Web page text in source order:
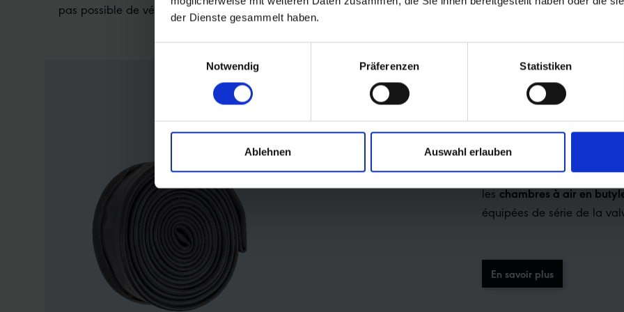
der Dienste gesammelt haben.
Notwendig
Präferenzen Statistiken
Ablehnen Auswahl erlauben
pas possible de vérifier la pression.
DE
BUTYLE
De nombreux chambres à
VALVE sont désormais
leschambres à air en butyle
équipées de série de la
En savoir plus